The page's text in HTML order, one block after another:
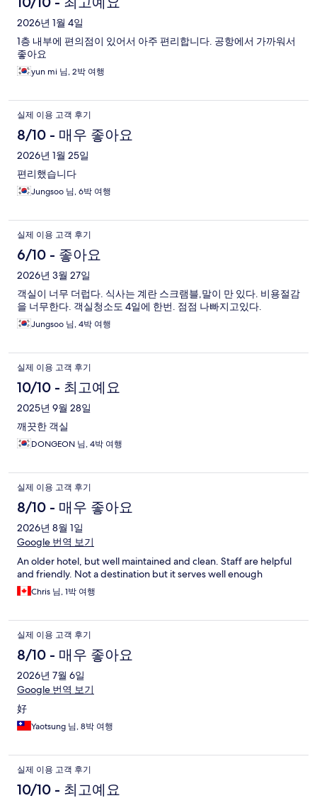
2026년 1월 4일
1층 내부에 편의점이 있어서 아주 편리합니다. 공항에서 가까워서
좋아요
yun mi 님, 2박 여행
실제 이용 고객 후기
8/10 - 매우 좋아요
2026년 1월 25일
편리했습니다
Jungsoo 님, 6박 여행
실제 이용 고객 후기
6/10 - 좋아요
2026년 3월 27일
객실이 너무 더럽다. 식사는 계란 스크램블,말이 만 있다. 비용절감
을 너무한다. 객실청소도 4일에 한번. 점점 나빠지고있다.
Jungsoo 님, 4박 여행
실제 이용 고객 후기
10/10 - 최고예요
2025년 9월 28일
깨끗한 객실
DONGEON 님, 4박 여행
실제 이용 고객 후기
8/10 - 매우 좋아요
2026년 8월 1일
Google 번역 보기
An older hotel, but well maintained and clean. Staff are helpful
and friendly. Not a destination but it serves well enough
Chris 님, 1박 여행
실제 이용 고객 후기
8/10 - 매우 좋아요
2026년 7월 6일
Google 번역 보기
好
Yaotsung 님, 8박 여행
실제 이용 고객 후기
10/10 - 최고예요